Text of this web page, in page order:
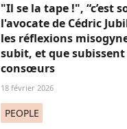
"Il se la tape !", “c’est
l'avocate de Cédric
les réflexions
subit, et que
consœurs
18 février 2026
PEOPLE